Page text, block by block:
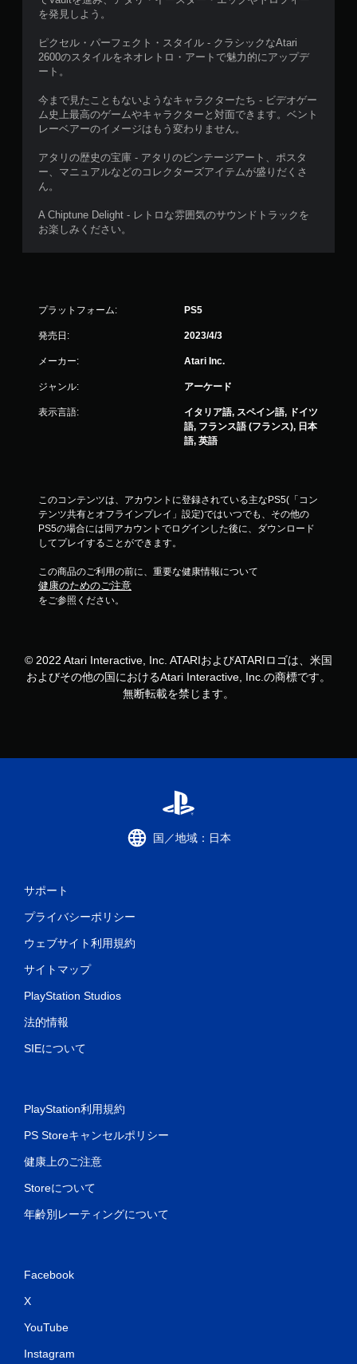
を発見しよう。
ピクセル・パーフェクト・スタイル - クラシックなAtari
2600のスタイルをネオレトロ・アートで魅力的にアップデ
ート。
今まで見たこともないようなキャラクターたち - ビデオゲー
ム史上最高のゲームやキャラクターと対面できます。ベント
レーベアーのイメージはもう変わりません。
アタリの歴史の宝庫 - アタリのビンテージアート、ポスタ
ー、マニュアルなどのコレクターズアイテムが盛りだくさ
ん。
A Chiptune Delight - レトロな雰囲気のサウンドトラックを
お楽しみください。
プラットフォーム: PS5
発売日: 2023/4/3
メーカー: Atari Inc.
ジャンル: アーケード
表示言語:
イタリア語, スペイン語, ドイツ
語, フランス語 (フランス), 日本
語, 英語
このコンテンツは、アカウントに登録されている主なPS5(「コン
テンツ共有とオフラインプレイ」設定)ではいつでも、その他の
PS5の場合には同アカウントでログインした後に、ダウンロード
してプレイすることができます。
この商品のご利用の前に、重要な健康情報について
健康のためのご注意
をご参照ください。
© 2022 Atari Interactive, Inc. ATARIおよびATARIロゴは、米国
およびその他の国におけるAtari Interactive, Inc.の商標です。
無断転載を禁じます。
国／地域：日本
サポート
プライバシーポリシー
ウェブサイト利用規約
サイトマップ
PlayStation Studios
法的情報
SIEについて
PlayStation利用規約
PS Storeキャンセルポリシー
健康上のご注意
Storeについて
年齢別レーティングについて
Facebook
X
YouTube
Instagram